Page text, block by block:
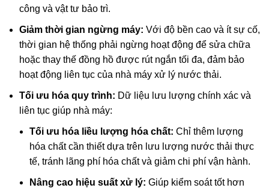
công và vật tư bảo trì.
Giảm thời gian ngừng máy: Với độ bền cao và ít sự cố,
thời gian hệ thống phải ngừng hoạt động để sửa chữa
hoặc thay thế đồng hồ được rút ngắn tối đa, đảm bảo
hoạt động liên tục của nhà máy xử lý nước thải.
Tối ưu hóa quy trình: Dữ liệu lưu lượng chính xác và
liên tục giúp nhà máy:
Tối ưu hóa liều lượng hóa chất: Chỉ thêm lượng
hóa chất cần thiết dựa trên lưu lượng nước thải thực
tế, tránh lãng phí hóa chất và giảm chi phí vận hành.
Nâng cao hiệu suất xử lý: Giúp kiểm soát tốt hơn